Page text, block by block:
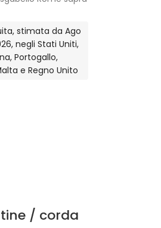
stimata da Ago
negli Stati Uniti,
Portogallo,
e Regno Unito
/ corda